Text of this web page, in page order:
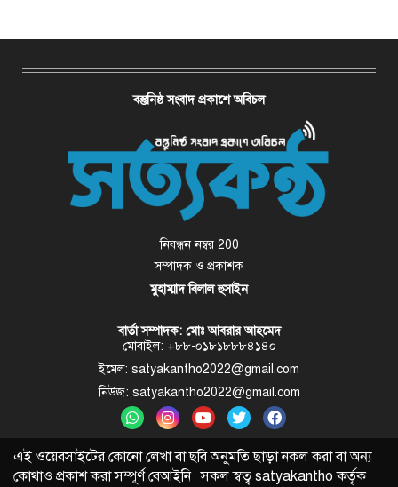
বস্তুনিষ্ঠ সংবাদ প্রকাশে অবিচল
নিবন্ধন নম্বর 200
সম্পাদক ও প্রকাশক
মুহাম্মাদ বিলাল হুসাইন
বার্তা সম্পাদক: মোঃ আবরার আহমেদ
মোবাইল: +৮৮-০১৮১৮৮৮৪১৪০
ইমেল: satyakantho2022@gmail.com
নিউজ: satyakantho2022@gmail.com
এই ওয়েবসাইটের কোনো লেখা বা ছবি অনুমতি ছাড়া নকল করা বা অন্য
কোথাও প্রকাশ করা সম্পূর্ণ বেআইনি। সকল স্বত্ব satyakantho কর্তৃক